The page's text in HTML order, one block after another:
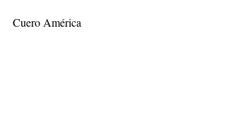
Cuero América